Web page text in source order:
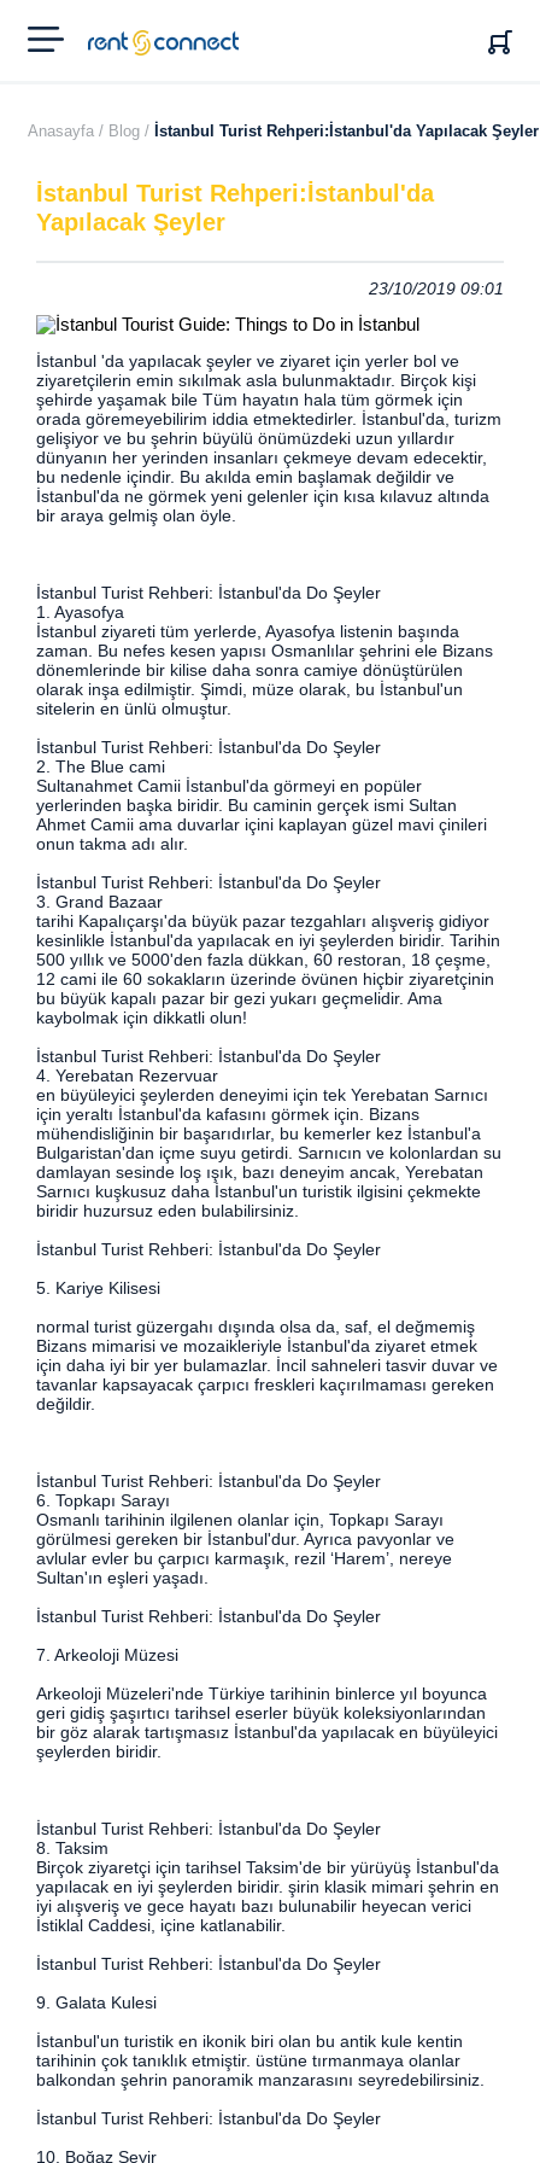
RENT'N
CONNECT
Anasayfa / Blog / İstanbul Turist Rehperi:İstanbul'da Yapılacak Şeyler
İstanbul Turist Rehperi:İstanbul'da
Yapılacak Şeyler
23/10/2019 09:01
İstanbul 'da yapılacak şeyler ve ziyaret için yerler bol ve
ziyaretçilerin emin sıkılmak asla bulunmaktadır. Birçok kişi
şehirde yaşamak bile Tüm hayatın hala tüm görmek için
orada göremeyebilirim iddia etmektedirler. İstanbul'da, turizm
gelişiyor ve bu şehrin büyülü önümüzdeki uzun yıllardır
dünyanın her yerinden insanları çekmeye devam edecektir,
bu nedenle içindir. Bu akılda emin başlamak değildir ve
İstanbul'da ne görmek yeni gelenler için kısa kılavuz altında
bir araya gelmiş olan öyle.
İstanbul Turist Rehberi: İstanbul'da Do Şeyler
1. Ayasofya
İstanbul ziyareti tüm yerlerde, Ayasofya listenin başında
zaman. Bu nefes kesen yapısı Osmanlılar şehrini ele Bizans
dönemlerinde bir kilise daha sonra camiye dönüştürülen
olarak inşa edilmiştir. Şimdi, müze olarak, bu İstanbul'un
sitelerin en ünlü olmuştur.
İstanbul Turist Rehberi: İstanbul'da Do Şeyler
2. The Blue cami
Sultanahmet Camii İstanbul'da görmeyi en popüler
yerlerinden başka biridir. Bu caminin gerçek ismi Sultan
Ahmet Camii ama duvarlar içini kaplayan güzel mavi çinileri
onun takma adı alır.
İstanbul Turist Rehberi: İstanbul'da Do Şeyler
3. Grand Bazaar
tarihi Kapalıçarşı'da büyük pazar tezgahları alışveriş gidiyor
kesinlikle İstanbul'da yapılacak en iyi şeylerden biridir. Tarihin
500 yıllık ve 5000'den fazla dükkan, 60 restoran, 18 çeşme,
12 cami ile 60 sokakların üzerinde övünen hiçbir ziyaretçinin
bu büyük kapalı pazar bir gezi yukarı geçmelidir. Ama
kaybolmak için dikkatli olun!
İstanbul Turist Rehberi: İstanbul'da Do Şeyler
4. Yerebatan Rezervuar
en büyüleyici şeylerden deneyimi için tek Yerebatan Sarnıcı
için yeraltı İstanbul'da kafasını görmek için. Bizans
mühendisliğinin bir başarıdırlar, bu kemerler kez İstanbul'a
Bulgaristan'dan içme suyu getirdi. Sarnıcın ve kolonlardan su
damlayan sesinde loş ışık, bazı deneyim ancak, Yerebatan
Sarnıcı kuşkusuz daha İstanbul'un turistik ilgisini çekmekte
biridir huzursuz eden bulabilirsiniz.
İstanbul Turist Rehberi: İstanbul'da Do Şeyler
5. Kariye Kilisesi
normal turist güzergahı dışında olsa da, saf, el değmemiş
Bizans mimarisi ve mozaikleriyle İstanbul'da ziyaret etmek
için daha iyi bir yer bulamazlar. İncil sahneleri tasvir duvar ve
tavanlar kapsayacak çarpıcı freskleri kaçırılmaması gereken
değildir.
İstanbul Turist Rehberi: İstanbul'da Do Şeyler
6. Topkapı Sarayı
Osmanlı tarihinin ilgilenen olanlar için, Topkapı Sarayı
görülmesi gereken bir İstanbul'dur. Ayrıca pavyonlar ve
avlular evler bu çarpıcı karmaşık, rezil ‘Harem’, nereye
Sultan'ın eşleri yaşadı.
İstanbul Turist Rehberi: İstanbul'da Do Şeyler
7. Arkeoloji Müzesi
Arkeoloji Müzeleri'nde Türkiye tarihinin binlerce yıl boyunca
geri gidiş şaşırtıcı tarihsel eserler büyük koleksiyonlarından
bir göz alarak tartışmasız İstanbul'da yapılacak en büyüleyici
şeylerden biridir.
İstanbul Turist Rehberi: İstanbul'da Do Şeyler
8. Taksim
Birçok ziyaretçi için tarihsel Taksim'de bir yürüyüş İstanbul'da
yapılacak en iyi şeylerden biridir. şirin klasik mimari şehrin en
iyi alışveriş ve gece hayatı bazı bulunabilir heyecan verici
İstiklal Caddesi, içine katlanabilir.
İstanbul Turist Rehberi: İstanbul'da Do Şeyler
9. Galata Kulesi
İstanbul'un turistik en ikonik biri olan bu antik kule kentin
tarihinin çok tanıklık etmiştir. üstüne tırmanmaya olanlar
balkondan şehrin panoramik manzarasını seyredebilirsiniz.
İstanbul Turist Rehberi: İstanbul'da Do Şeyler
10. Boğaz Seyir